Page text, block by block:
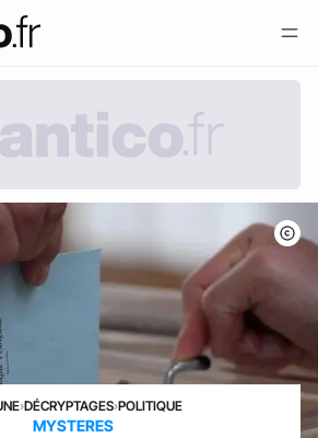
›DÉCRYPTAGES›POLITIQUE
MYSTERES